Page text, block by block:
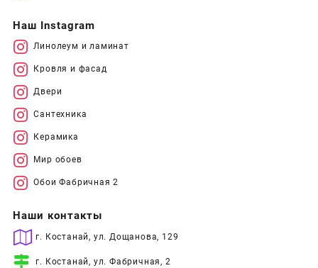
Наш Instagram
Линолеум и ламинат
Кровля и фасад
Двери
Сантехника
Керамика
Мир обоев
Обои Фабричная 2
Наши контакты
г. Костанай, ул. Дощанова, 129
г. Костанай, ул. Фабричная, 2